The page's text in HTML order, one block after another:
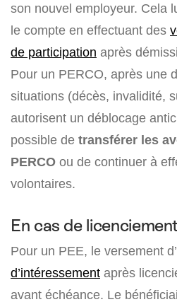
son nouvel employeur. Cela
le compte en effectuant des
de participation après
Pour un PERCO, après une
situations (décès, invalidité,
autorisent un déblocage
possible de transférer les
PERCO ou de continuer à
volontaires.
En cas de
Pour un PEE, le versement
d’intéressement après
avant échéance. Le